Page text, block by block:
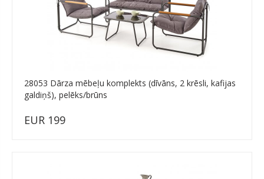
28053 Dārza mēbeļu komplekts (dīvāns, 2 krēsli, kafijas
galdiņš), pelēks/brūns
EUR 199